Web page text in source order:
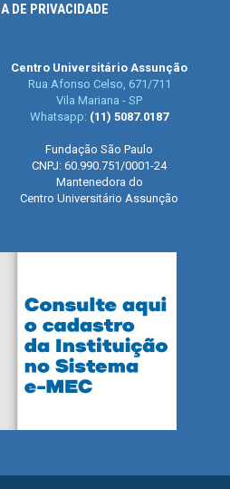
DE PRIVACIDADE
Centro Universitário Assunção
Rua Afonso Celso, 671/711
Vila Mariana - SP
Whatsapp: (11) 5087.0187
Fundação São Paulo
CNPJ: 60.990.751/0001-24
Mantenedora do
Centro Universitário Assunção